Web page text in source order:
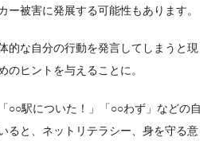
ー被害に発展する可能性もあります。
的な自分の行動を発言してしまうと現
のヒントを与えることに。
○○駅についた！」「○○わず」などの自
ると、ネットリテラシー、身を守る意